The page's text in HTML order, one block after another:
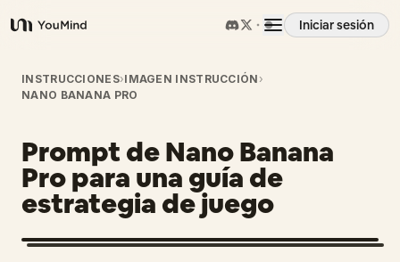
YouMind
Iniciar sesión
Resumen
Habilidades
Prompts
INSTRUCCIONES›IMAGEN INSTRUCCIÓN ›
NANO BANANA PRO
Prompt de Nano Banana
Pro para una guía de
estrategia de juego